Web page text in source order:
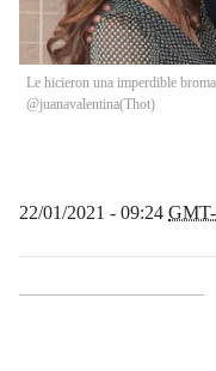
Le hicieron una imperdible
@juanavalentina(Thot)
22/01/2021 - 09:24